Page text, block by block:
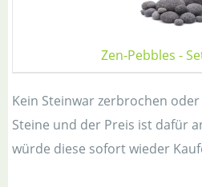
Zen-Pebbles -
Kein Steinwar zerbrochen
Steine und der Preis ist dafür
würde diese sofort wieder